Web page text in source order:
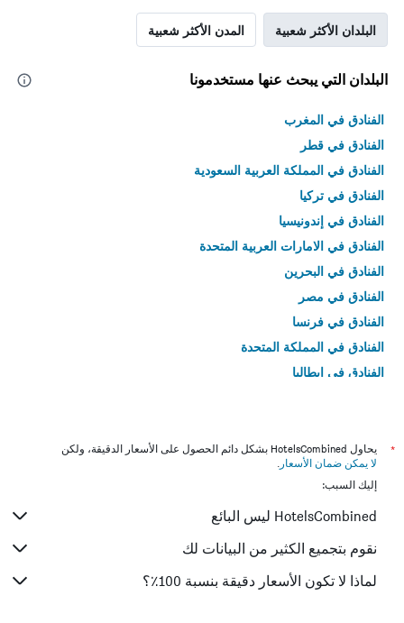
البلدان الأكثر شعبية المدن الأكثر شعبية
البلدان التي يبحث عنها مستخدمونا
الفنادق في المغرب
الفنادق في قطر
الفنادق في المملكة العربية السعودية
الفنادق في تركيا
الفنادق في إندونيسيا
الفنادق في الامارات العربية المتحدة
الفنادق في البحرين
الفنادق في مصر
الفنادق في فرنسا
الفنادق في المملكة المتحدة
الفنادق في إيطاليا
*
يحاول HotelsCombined بشكل دائم الحصول على الأسعار الدقيقة، ولكن
لا يمكن ضمان الأسعار .
إليك السبب:
HotelsCombined ليس البائع
نقوم بتجميع الكثير من البيانات لك
لماذا لا تكون الأسعار دقيقة بنسبة 100٪؟